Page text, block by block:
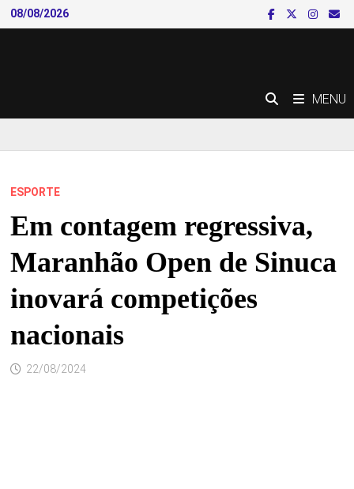
Skip
to
08/08/2026
MENU
ESPORTE
Em contagem regressiva,
Maranhão Open de Sinuca
inovará competições
nacionais
22/08/2024